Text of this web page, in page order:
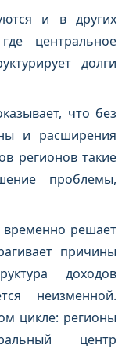
и в других
центральное
долги
что без
и расширения
регионов такие
проблемы,
временно решает
причины
доходов
неизменной.
цикле: регионы
центр